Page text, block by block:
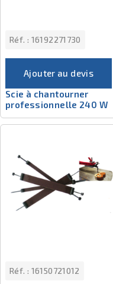
Réf. : 16192271730
Ajouter au devis
Scie à chantourner
professionnelle 240 W
Réf. : 16150721012